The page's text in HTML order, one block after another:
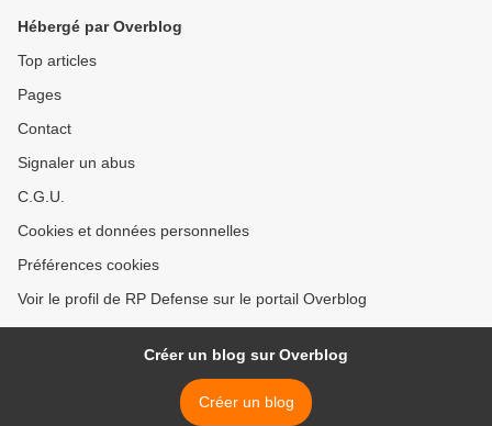
Hébergé par Overblog
Top articles
Pages
Contact
Signaler un abus
C.G.U.
Cookies et données personnelles
Préférences cookies
Voir le profil de RP Defense sur le portail Overblog
Créer un blog sur Overblog
Créer un blog